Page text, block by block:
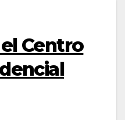
Centro